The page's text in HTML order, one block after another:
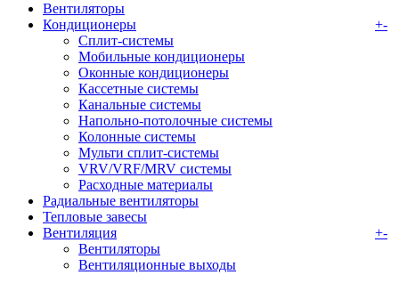
Вентиляторы
Кондиционеры
+-
Сплит-системы
Мобильные кондиционеры
Оконные кондиционеры
Кассетные системы
Канальные системы
Напольно-потолочные системы
Колонные системы
Мульти сплит-системы
VRV/VRF/MRV системы
Расходные материалы
Радиальные вентиляторы
Тепловые завесы
Вентиляция
+-
Вентиляторы
Вентиляционные выходы